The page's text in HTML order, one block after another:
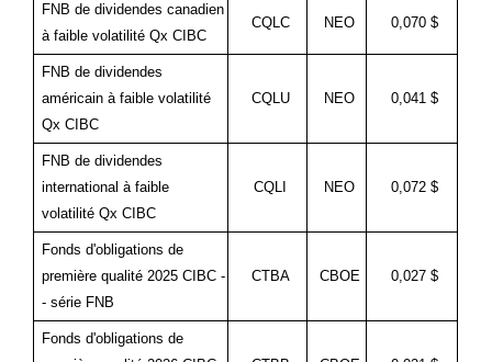
FNB de dividendes canadien
à faible volatilité Qx CIBC
CQLC NEO 0,070 $
FNB de dividendes
américain à faible volatilité
Qx CIBC
CQLU NEO 0,041 $
FNB de dividendes
international à faible
volatilité Qx CIBC
CQLI NEO 0,072 $
Fonds d'obligations de
première qualité 2025 CIBC -
- série FNB
CTBA CBOE 0,027 $
Fonds d'obligations de